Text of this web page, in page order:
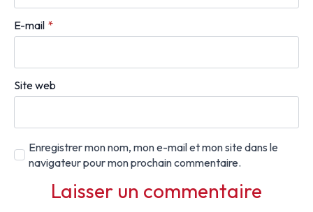
E-mail *
Site web
Enregistrer mon nom, mon e-mail et mon site dans le
navigateur pour mon prochain commentaire.